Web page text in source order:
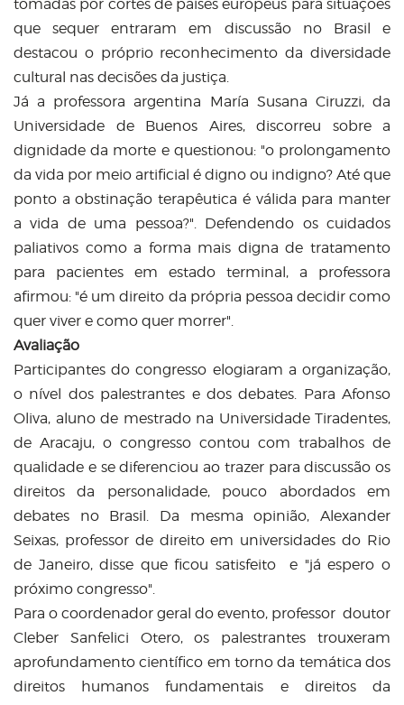
tomadas por cortes de países europeus para situações
que sequer entraram em discussão no Brasil e
destacou o próprio reconhecimento da diversidade
cultural nas decisões da justiça.
Já a professora argentina María Susana Ciruzzi, da
Universidade de Buenos Aires, discorreu sobre a
dignidade da morte e questionou: "o prolongamento
da vida por meio artificial é digno ou indigno? Até que
ponto a obstinação terapêutica é válida para manter
a vida de uma pessoa?". Defendendo os cuidados
paliativos como a forma mais digna de tratamento
para pacientes em estado terminal, a professora
afirmou: "é um direito da própria pessoa decidir como
quer viver e como quer morrer".
Avaliação
Participantes do congresso elogiaram a organização,
o nível dos palestrantes e dos debates. Para Afonso
Oliva, aluno de mestrado na Universidade Tiradentes,
de Aracaju, o congresso contou com trabalhos de
qualidade e se diferenciou ao trazer para discussão os
direitos da personalidade, pouco abordados em
debates no Brasil. Da mesma opinião, Alexander
Seixas, professor de direito em universidades do Rio
de Janeiro, disse que ficou satisfeito e "já espero o
próximo congresso".
Para o coordenador geral do evento, professor doutor
Cleber Sanfelici Otero, os palestrantes trouxeram
aprofundamento científico em torno da temática dos
direitos humanos fundamentais e direitos da